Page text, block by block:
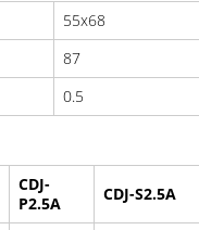
55x68
87
0.5
CDJ-
P2.5A
CDJ-S2.5A